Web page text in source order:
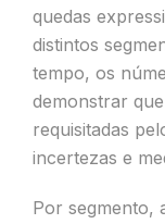
quedas
distintos
tempo, os
demonstrar
requisitadas
incertezas e
Por segmento,